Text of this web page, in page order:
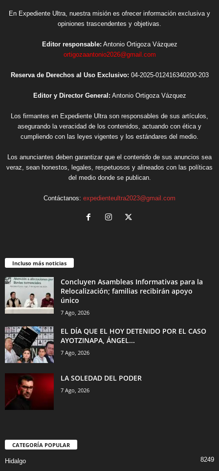
En Expediente Ultra, nuestra misión es ofrecer información exclusiva y
opiniones trascendentes y objetivas.
Editor responsable: Antonio Ortigoza Vázquez
ortigozaantonio2026@gmail.com
Reserva de Derechos al Uso Exclusivo: 04-2025-012416340200-203
Editor y Director General: Antonio Ortigoza Vázquez
Los firmantes en Expediente Ultra son responsables de sus artículos,
asegurando la veracidad de los contenidos, actuando con ética y
cumpliendo con las leyes vigentes y los estándares del medio.
Los anunciantes deben garantizar que el contenido de sus anuncios sea
veraz, sean honestos, legales, respetuosos y alineados con las políticas
del medio donde se publican.
Contáctanos: expedienteultra2023@gmail.com
Incluso más noticias
Concluyen Asambleas Informativas para la
Relocalización; familias recibirán apoyo
único
7 Ago, 2026
EL DÍA QUE EL HOY DETENIDO POR EL CASO
AYOTZINAPA, ÁNGEL...
7 Ago, 2026
LA SOLEDAD DEL PODER
7 Ago, 2026
CATEGORÍA POPULAR
Hidalgo
8249